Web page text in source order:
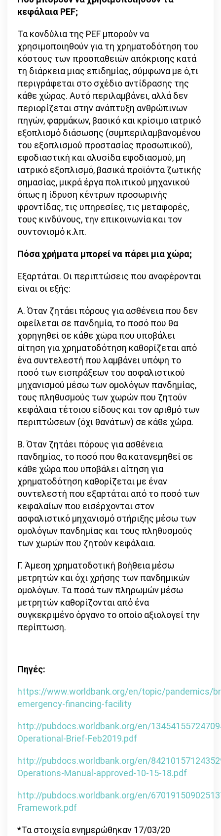
κεφάλαια PEF;
Τα κονδύλια της PEF μπορούν να
χρησιμοποιηθούν για τη χρηματοδότηση του
κόστους των προσπαθειών απόκρισης κατά
τη διάρκεια μιας επιδημίας, σύμφωνα με ό,τι
περιγράφεται στο σχέδιο αντίδρασης της
κάθε χώρας. Αυτό περιλαμβάνει, αλλά δεν
περιορίζεται στην ανάπτυξη ανθρώπινων
πηγών, φαρμάκων, βασικό και κρίσιμο ιατρικό
εξοπλισμό διάσωσης (συμπεριλαμβανομένου
του εξοπλισμού προστασίας προσωπικού),
εφοδιαστική και αλυσίδα εφοδιασμού, μη
ιατρικό εξοπλισμό, βασικά προϊόντα ζωτικής
σημασίας, μικρά έργα πολιτικού μηχανικού
όπως η ίδρυση κέντρων προσωρινής
φροντίδας, τις υπηρεσίες, τις μεταφορές,
τους κινδύνους, την επικοινωνία και τον
συντονισμό κ.λπ.
Πόσα χρήματα μπορεί να πάρει μια χώρα;
Εξαρτάται. Οι περιπτώσεις που αναφέρονται
είναι οι εξής:
Α. Όταν ζητάει πόρους για ασθένεια που δεν
οφείλεται σε πανδημία, το ποσό που θα
χορηγηθεί σε κάθε χώρα που υποβάλει
αίτηση για χρηματοδότηση καθορίζεται από
ένα συντελεστή που λαμβάνει υπόψη το
ποσό των εισπράξεων του ασφαλιστικού
μηχανισμού μέσω των ομολόγων πανδημίας,
τους πληθυσμούς των χωρών που ζητούν
κεφάλαια τέτοιου είδους και τον αριθμό των
περιπτώσεων (όχι θανάτων) σε κάθε χώρα.
Β. Όταν ζητάει πόρους για ασθένεια
πανδημίας, το ποσό που θα κατανεμηθεί σε
κάθε χώρα που υποβάλει αίτηση για
χρηματοδότηση καθορίζεται με έναν
συντελεστή που εξαρτάται από το ποσό των
κεφαλαίων που εισέρχονται στον
ασφαλιστικό μηχανισμό στήριξης μέσω των
ομολόγων πανδημίας και τους πληθυσμούς
των χωρών που ζητούν κεφάλαια.
Γ. Άμεση χρηματοδοτική βοήθεια μέσω
μετρητών και όχι χρήσης των πανδημικών
ομολόγων. Τα ποσά των πληρωμών μέσω
μετρητών καθορίζονται από ένα
συγκεκριμένο όργανο το οποίο αξιολογεί την
περίπτωση.
Πηγές:
https://www.worldbank.org/en/topic/pandemics/
emergency-financing-facility
http://pubdocs.worldbank.org/en/
Operational-Brief-Feb2019.pdf
http://pubdocs.worldbank.org/en/
Operations-Manual-approved-10-15-18.pdf
http://pubdocs.worldbank.org/en/
Framework.pdf
*Τα στοιχεία ενημερώθηκαν 17/03/20